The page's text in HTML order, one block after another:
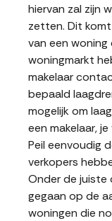
hiervan zal zijn
zetten. Dit
van een woning
woningmarkt
makelaar
bepaald
mogelijk om
een makelaar,
Peil eenvoudig
verkopers
Onder de juiste
gegaan op de
woningen die